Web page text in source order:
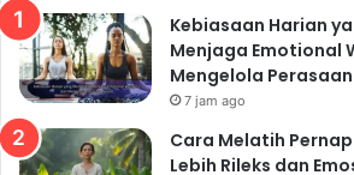
admin 2 minggu ago 13